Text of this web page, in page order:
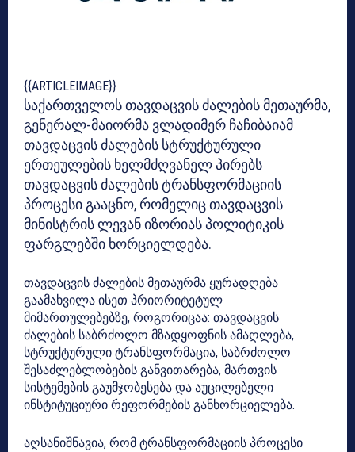
{{ARTICLEIMAGE}}
საქართველოს თავდაცვის ძალების მეთაურმა,
გენერალ-მაიორმა ვლადიმერ ჩაჩიბაიამ
თავდაცვის ძალების სტრუქტურული
ერთეულების ხელმძღვანელ პირებს
თავდაცვის ძალების ტრანსფორმაციის
პროცესი გააცნო, რომელიც თავდაცვის
მინისტრის ლევან იზორიას პოლიტიკის
ფარგლებში ხორციელდება.
თავდაცვის ძალების მეთაურმა ყურადღება
გაამახვილა ისეთ პრიორიტეტულ
მიმართულებებზე, როგორიცაა: თავდაცვის
ძალების საბრძოლო მზადყოფნის ამაღლება,
სტრუქტურული ტრანსფორმაცია, საბრძოლო
შესაძლებლობების განვითარება, მართვის
სისტემების გაუმჯობესება და აუცილებელი
ინსტიტუციური რეფორმების განხორციელება.
აღსანიშნავია, რომ ტრანსფორმაციის პროცესი